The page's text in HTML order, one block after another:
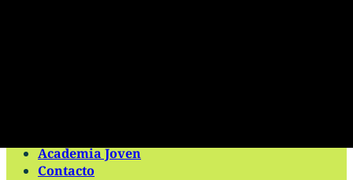
Academia Joven
Contacto